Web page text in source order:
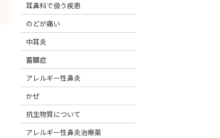
耳鼻科で扱う疾患
のどが痛い
中耳炎
蓄膿症
アレルギー性鼻炎
かぜ
抗生物質について
アレルギー性鼻炎治療薬